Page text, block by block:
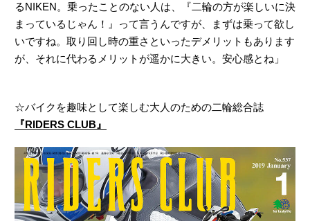
るNIKEN。乗ったことのない人は、『二輪の方が楽しいに決
まっているじゃん！』って言うんですが、まずは乗って欲し
いですね。取り回し時の重さといったデメリットもあります
が、それに代わるメリットが遥かに大きい。安心感とね」
☆バイクを趣味として楽しむ大人のための二輪総合誌
『RIDERS CLUB』